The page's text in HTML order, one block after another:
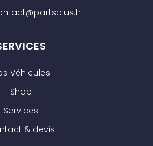
Véhicules
Shop
Services
& devis